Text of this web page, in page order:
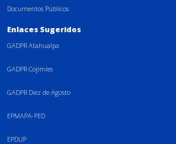
Documentos Públicos
Enlaces Sugeridos
GADPR Atahualpa
GADPR Cojimíes
GADPR Diez de Agosto
EPMAPA-PED
EPDUP